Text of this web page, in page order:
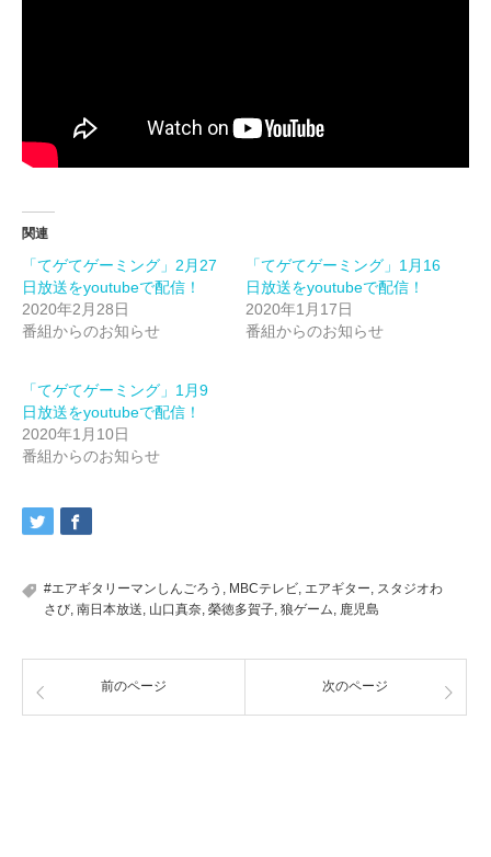
関連
「てゲてゲーミング」2月27
日放送をyoutubeで配信！
2020年2月28日
番組からのお知らせ
「てゲてゲーミング」1月16
日放送をyoutubeで配信！
2020年1月17日
番組からのお知らせ
「てゲてゲーミング」1月9
日放送をyoutubeで配信！
2020年1月10日
番組からのお知らせ
#エアギタリーマンしんごろう MBCテレビ エアギター
スタジオわ
さび 南日本放送 山口真奈 榮徳多賀子 狼ゲーム 鹿児島
前のページ 次のページ